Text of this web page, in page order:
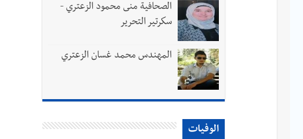
رجل الاعمال الاماراتي خلف الحبتور : 112 شهيداً شُيّعوا في ‫غزة‬ بعد أن بقوا تحت الأنقاض منذ عام 2023: أيُعقل أن يبقى الشعب الفلسطيني يعيش كل هذا الألم؟ وإلى متى
الصحافية منى محمود الزعتري -
سكرتير التحرير
المهندس محمد غسان الزعتري
الوفيات